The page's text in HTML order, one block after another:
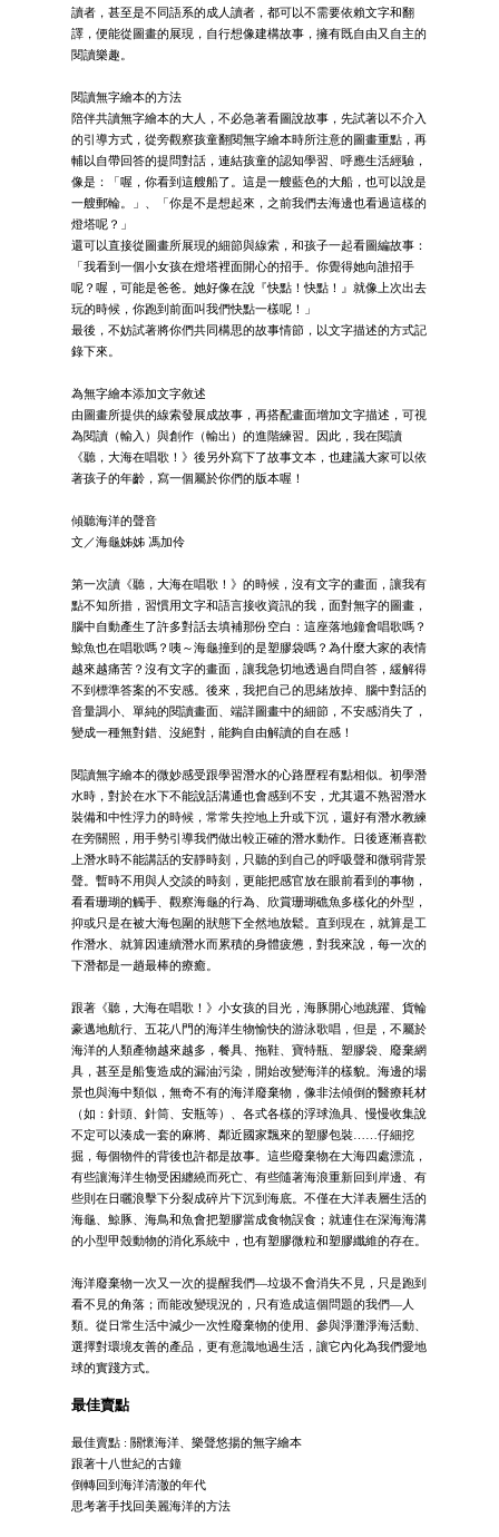
讀者，甚至是不同語系的成人讀者，都可以不需要依賴文字和翻
譯，便能從圖畫的展現，自行想像建構故事，擁有既自由又自主的
閱讀樂趣。
閱讀無字繪本的方法
陪伴共讀無字繪本的大人，不必急著看圖說故事，先試著以不介入
的引導方式，從旁觀察孩童翻閱無字繪本時所注意的圖畫重點，再
輔以自帶回答的提問對話，連結孩童的認知學習、呼應生活經驗，
像是：「喔，你看到這艘船了。這是一艘藍色的大船，也可以說是
一艘郵輪。」、「你是不是想起來，之前我們去海邊也看過這樣的
燈塔呢？」
還可以直接從圖畫所展現的細節與線索，和孩子一起看圖編故事：
「我看到一個小女孩在燈塔裡面開心的招手。你覺得她向誰招手
呢？喔，可能是爸爸。她好像在說『快點！快點！』就像上次出去
玩的時候，你跑到前面叫我們快點一樣呢！」
最後，不妨試著將你們共同構思的故事情節，以文字描述的方式記
錄下來。
為無字繪本添加文字敘述
由圖畫所提供的線索發展成故事，再搭配畫面增加文字描述，可視
為閱讀（輸入）與創作（輸出）的進階練習。因此，我在閱讀
《聽，大海在唱歌！》後另外寫下了故事文本，也建議大家可以依
著孩子的年齡，寫一個屬於你們的版本喔！
傾聽海洋的聲音
文／海龜姊姊 馮加伶
第一次讀《聽，大海在唱歌！》的時候，沒有文字的畫面，讓我有
點不知所措，習慣用文字和語言接收資訊的我，面對無字的圖畫，
腦中自動產生了許多對話去填補那份空白：這座落地鐘會唱歌嗎？
鯨魚也在唱歌嗎？咦～海龜撞到的是塑膠袋嗎？為什麼大家的表情
越來越痛苦？沒有文字的畫面，讓我急切地透過自問自答，緩解得
不到標準答案的不安感。後來，我把自己的思緒放掉、腦中對話的
音量調小、單純的閱讀畫面、端詳圖畫中的細節，不安感消失了，
變成一種無對錯、沒絕對，能夠自由解讀的自在感！
閱讀無字繪本的微妙感受跟學習潛水的心路歷程有點相似。初學潛
水時，對於在水下不能說話溝通也會感到不安，尤其還不熟習潛水
裝備和中性浮力的時候，常常失控地上升或下沉，還好有潛水教練
在旁關照，用手勢引導我們做出較正確的潛水動作。日後逐漸喜歡
上潛水時不能講話的安靜時刻，只聽的到自己的呼吸聲和微弱背景
聲。暫時不用與人交談的時刻，更能把感官放在眼前看到的事物，
看看珊瑚的觸手、觀察海龜的行為、欣賞珊瑚礁魚多樣化的外型，
抑或只是在被大海包圍的狀態下全然地放鬆。直到現在，就算是工
作潛水、就算因連續潛水而累積的身體疲憊，對我來說，每一次的
下潛都是一趟最棒的療癒。
跟著《聽，大海在唱歌！》小女孩的目光，海豚開心地跳躍、貨輪
豪邁地航行、五花八門的海洋生物愉快的游泳歌唱，但是，不屬於
海洋的人類產物越來越多，餐具、拖鞋、寶特瓶、塑膠袋、廢棄網
具，甚至是船隻造成的漏油污染，開始改變海洋的樣貌。海邊的場
景也與海中類似，無奇不有的海洋廢棄物，像非法傾倒的醫療耗材
（如：針頭、針筒、安瓶等）、各式各樣的浮球漁具、慢慢收集說
不定可以湊成一套的麻將、鄰近國家飄來的塑膠包裝……仔細挖
掘，每個物件的背後也許都是故事。這些廢棄物在大海四處漂流，
有些讓海洋生物受困纏繞而死亡、有些隨著海浪重新回到岸邊、有
些則在日曬浪擊下分裂成碎片下沉到海底。不僅在大洋表層生活的
海龜、鯨豚、海鳥和魚會把塑膠當成食物誤食；就連住在深海海溝
的小型甲殼動物的消化系統中，也有塑膠微粒和塑膠纖維的存在。
海洋廢棄物一次又一次的提醒我們—垃圾不會消失不見，只是跑到
看不見的角落；而能改變現況的，只有造成這個問題的我們—人
類。從日常生活中減少一次性廢棄物的使用、參與淨灘淨海活動、
選擇對環境友善的產品，更有意識地過生活，讓它內化為我們愛地
球的實踐方式。
最佳賣點
最佳賣點 : 關懷海洋、樂聲悠揚的無字繪本
跟著十八世紀的古鐘
倒轉回到海洋清澈的年代
思考著手找回美麗海洋的方法